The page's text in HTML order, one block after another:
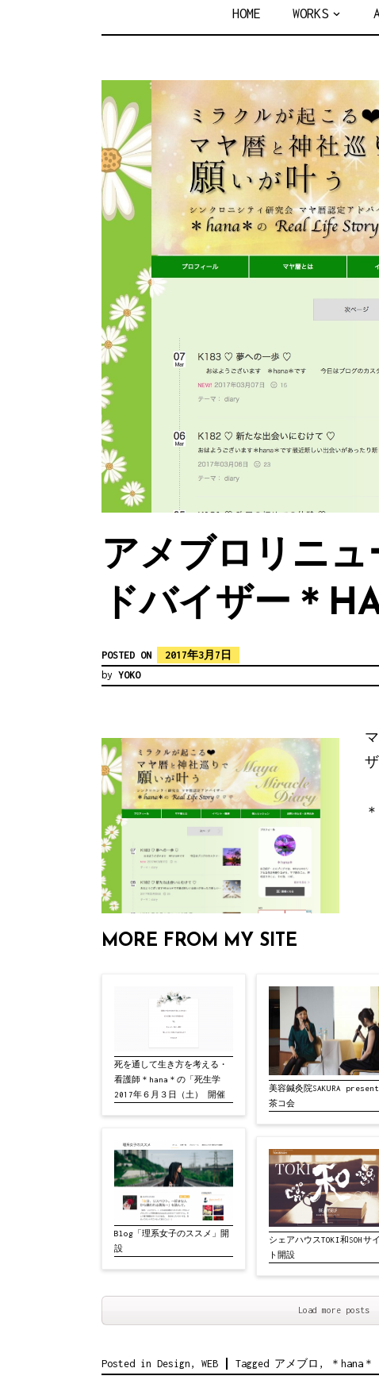
YOKO
HOME WORKS
アメブロリニ
ドバイザー＊
POSTED ON
2017年3月7日
by YOKO
MORE FROM MY SITE
死を通して生き方を考える・
看護師＊hana＊の「死生学
2017年６月３日（土） 開催
Blog「理系女子のススメ」開
設
美容鍼灸院SAKURA
茶コ会
シェアハウスTOKI和SOHサイ
ト開設
Load more posts
Posted in Design , WEB Tagged アメブロ , ＊hana＊